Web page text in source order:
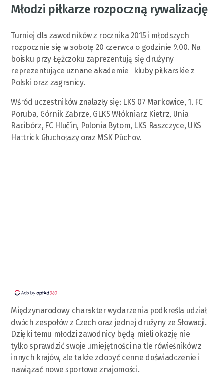
Młodzi piłkarze rozpoczną rywalizację
Turniej dla zawodników z rocznika 2015 i młodszych
rozpocznie się w sobotę 20 czerwca o godzinie 9.00. Na
boisku przy Łężczoku zaprezentują się drużyny
reprezentujące uznane akademie i kluby piłkarskie z
Polski oraz zagranicy.
Wśród uczestników znalazły się: LKS 07 Markowice, 1. FC
Poruba, Górnik Zabrze, GLKS Włókniarz Kietrz, Unia
Racibórz, FC Hlučín, Polonia Bytom, LKS Raszczyce, UKS
Hattrick Głuchołazy oraz MSK Púchov.
Międzynarodowy charakter wydarzenia podkreśla udział
dwóch zespołów z Czech oraz jednej drużyny ze Słowacji.
Dzięki temu młodzi zawodnicy będą mieli okazję nie
tylko sprawdzić swoje umiejętności na tle rówieśników z
innych krajów, ale także zdobyć cenne doświadczenie i
nawiązać nowe sportowe znajomości.